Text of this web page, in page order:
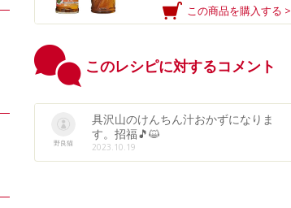
この商品を購入する >
このレシピに対するコメント
野良猫
具沢山のけんちん汁おかずになりま
す。招福🎵😺
2023.10.19